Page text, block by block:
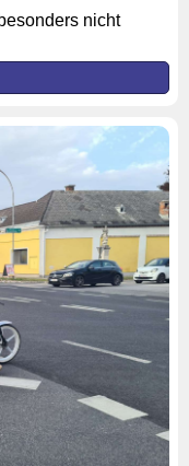
nicht